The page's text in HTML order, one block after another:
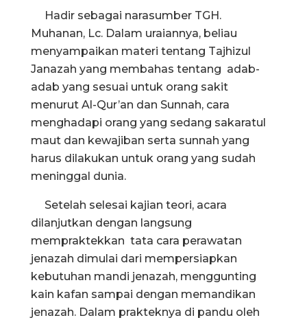
Hadir sebagai narasumber TGH.
Muhanan, Lc. Dalam uraiannya, beliau
menyampaikan materi tentang Tajhizul
Janazah yang membahas tentang adab-
adab yang sesuai untuk orang sakit
menurut Al-Qur’an dan Sunnah, cara
menghadapi orang yang sedang sakaratul
maut dan kewajiban serta sunnah yang
harus dilakukan untuk orang yang sudah
meninggal dunia.
Setelah selesai kajian teori, acara
dilanjutkan dengan langsung
mempraktekkan tata cara perawatan
jenazah dimulai dari mempersiapkan
kebutuhan mandi jenazah, menggunting
kain kafan sampai dengan memandikan
jenazah. Dalam prakteknya di pandu oleh